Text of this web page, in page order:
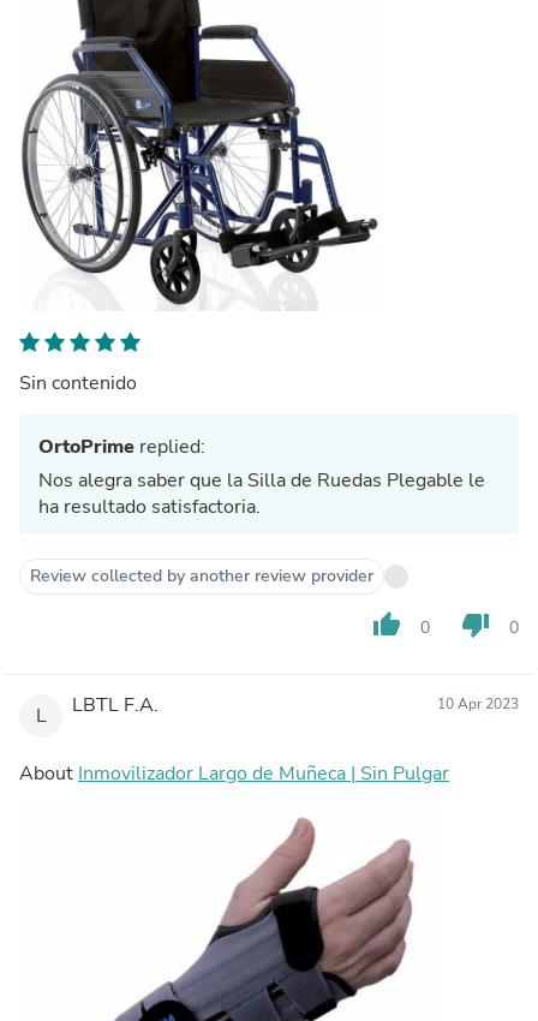
Sin contenido
OrtoPrime replied:
Nos alegra saber que la Silla de Ruedas Plegable le
ha resultado satisfactoria.
Review collected by another review provider
thumb_up 0 thumb_down 0
L LBTL F.A. 10 Apr 2023
About Inmovilizador Largo de Muñeca | Sin Pulgar